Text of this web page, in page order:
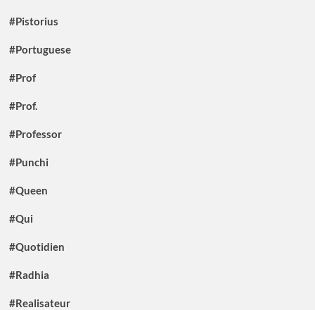
#Pistorius
#Portuguese
#Prof
#Prof.
#Professor
#Punchi
#Queen
#Qui
#Quotidien
#Radhia
#Realisateur